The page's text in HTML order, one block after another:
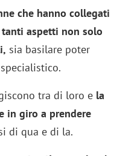
che hanno collegati
aspetti non solo
sia basilare poter
tra di loro e la
in giro a prendere
di qua e di la.